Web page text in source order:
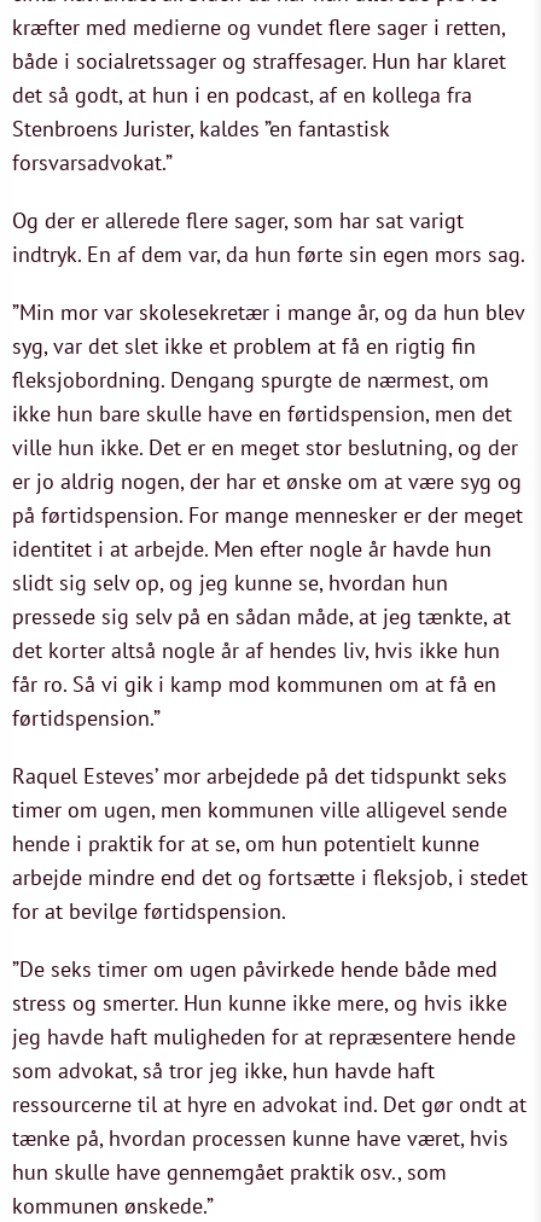
kræfter med medierne og vundet flere sager i retten,
både i socialretssager og straffesager. Hun har klaret
det så godt, at hun i en podcast, af en kollega fra
Stenbroens Jurister, kaldes ”en fantastisk
forsvarsadvokat.”
Og der er allerede flere sager, som har sat varigt
indtryk. En af dem var, da hun førte sin egen mors sag.
”Min mor var skolesekretær i mange år, og da hun blev
syg, var det slet ikke et problem at få en rigtig fin
fleksjobordning. Dengang spurgte de nærmest, om
ikke hun bare skulle have en førtidspension, men det
ville hun ikke. Det er en meget stor beslutning, og der
er jo aldrig nogen, der har et ønske om at være syg og
på førtidspension. For mange mennesker er der meget
identitet i at arbejde. Men efter nogle år havde hun
slidt sig selv op, og jeg kunne se, hvordan hun
pressede sig selv på en sådan måde, at jeg tænkte, at
det korter altså nogle år af hendes liv, hvis ikke hun
får ro. Så vi gik i kamp mod kommunen om at få en
førtidspension.”
Raquel Esteves’ mor arbejdede på det tidspunkt seks
timer om ugen, men kommunen ville alligevel sende
hende i praktik for at se, om hun potentielt kunne
arbejde mindre end det og fortsætte i fleksjob, i stedet
for at bevilge førtidspension.
”De seks timer om ugen påvirkede hende både med
stress og smerter. Hun kunne ikke mere, og hvis ikke
jeg havde haft muligheden for at repræsentere hende
som advokat, så tror jeg ikke, hun havde haft
ressourcerne til at hyre en advokat ind. Det gør ondt at
tænke på, hvordan processen kunne have været, hvis
hun skulle have gennemgået praktik osv., som
kommunen ønskede.”